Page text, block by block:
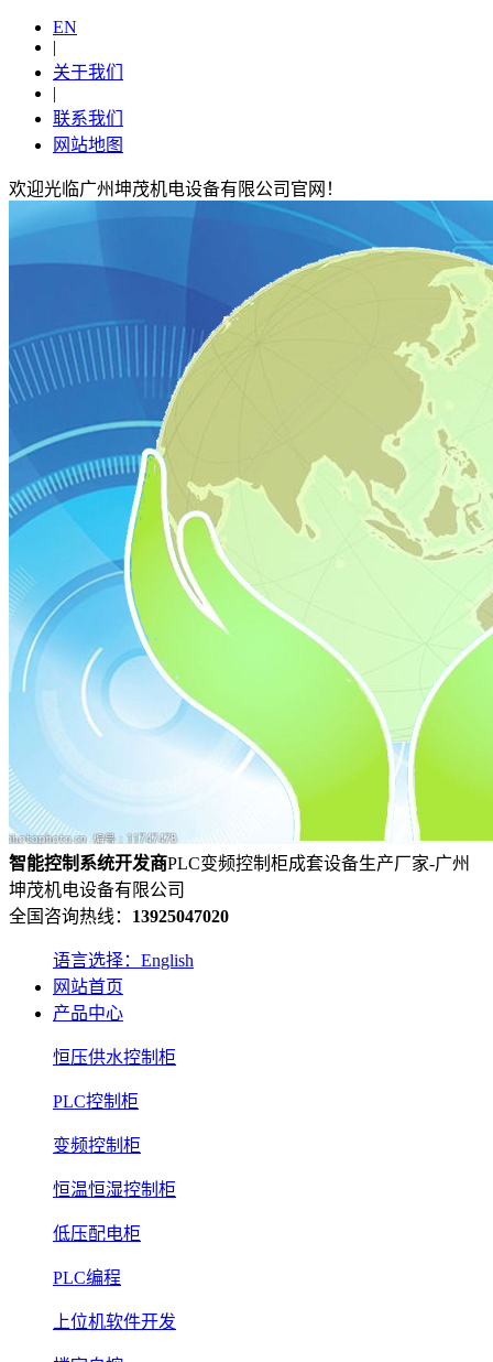
EN
|
关于我们
|
联系我们
网站地图
欢迎光临广州坤茂机电设备有限公司官网！
智能控制系统开发商PLC变频控制柜成套设备生产厂家-广州
坤茂机电设备有限公司
全国咨询热线： 13925047020
语言选择：English
网站首页
产品中心
恒压供水控制柜
PLC控制柜
变频控制柜
恒温恒湿控制柜
低压配电柜
PLC编程
上位机软件开发